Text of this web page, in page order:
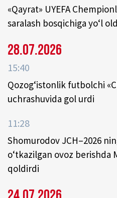
«Qayrat» UYEFA
saralash bosqichiga yo‘l
28.07.2026
15:40
Qozog‘istonlik futbolchi
uchrashuvida gol urdi
11:28
Shomurodov JCH–2026
o‘tkazilgan ovoz berishda
qoldirdi